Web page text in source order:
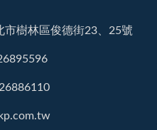
市樹林區俊德街23、25號